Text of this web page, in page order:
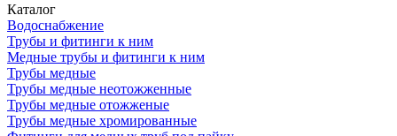
Каталог
Водоснабжение
Трубы и фитинги к ним
Медные трубы и фитинги к ним
Трубы медные
Трубы медные неотожженные
Трубы медные отожженые
Трубы медные хромированные